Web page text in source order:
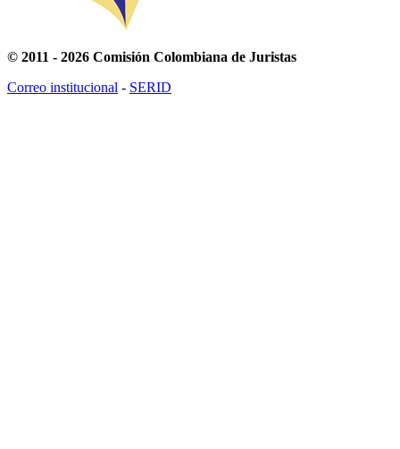
© 2011 - 2026 Comisión Colombiana de Juristas
Correo institucional - SERID